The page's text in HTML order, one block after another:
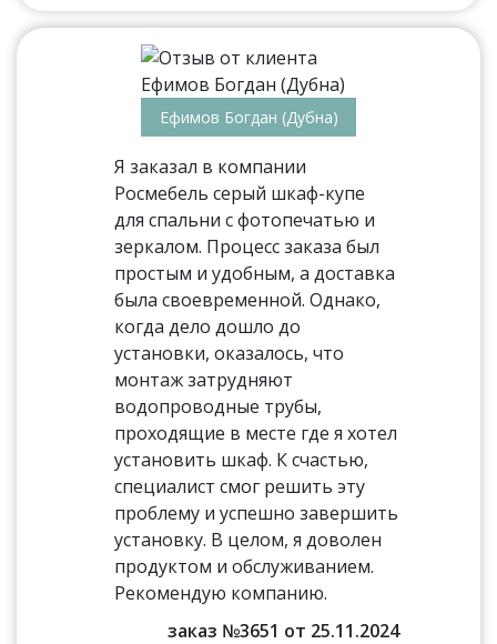
Ефимов Богдан (Дубна)
Я заказал в компании
Росмебель серый шкаф-купе
для спальни с фотопечатью и
зеркалом. Процесс заказа был
простым и удобным, а доставка
была своевременной. Однако,
когда дело дошло до
установки, оказалось, что
монтаж затрудняют
водопроводные трубы,
проходящие в месте где я хотел
установить шкаф. К счастью,
специалист смог решить эту
проблему и успешно завершить
установку. В целом, я доволен
продуктом и обслуживанием.
Рекомендую компанию.
заказ №3651 от 25.11.2024